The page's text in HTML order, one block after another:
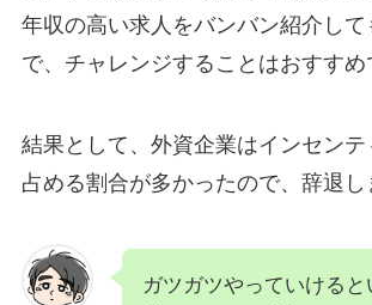
年収の高い求人をバンバン紹介し
で、チャレンジすることはおすすめ
結果として、外資企業はインセンテ
占める割合が多かったので、辞退し
ガツガツやっていけると